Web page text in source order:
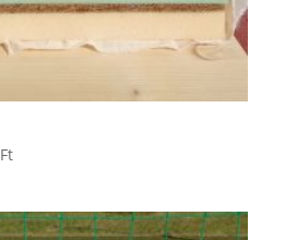
FtÁrtartomány:
-